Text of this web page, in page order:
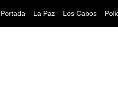
Portada La Paz Los Cabos